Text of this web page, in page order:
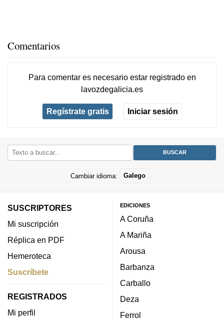
Comentarios
Para comentar es necesario estar registradoen
lavozdegalicia.es
Regístrate gratis Iniciar sesión
Cambiar idioma: Galego
SUSCRIPTORES
Mi suscripción
Réplica en PDF
Hemeroteca
Suscríbete
REGISTRADOS
Mi perfil
EDICIONES
A Coruña
A Mariña
Arousa
Barbanza
Carballo
Deza
Ferrol